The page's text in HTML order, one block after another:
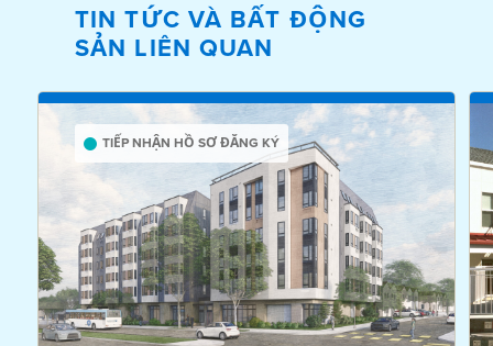
TIN TỨC VÀ BẤT ĐỘNG
SẢN LIÊN QUAN
TIẾP NHẬN HỒ SƠ ĐĂNG KÝ